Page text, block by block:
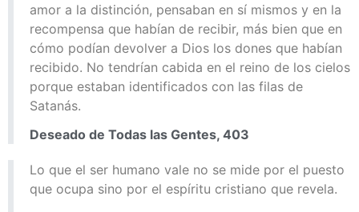
amor a la distinción, pensaban en sí mismos y en la
recompensa que habían de recibir, más bien que en
cómo podían devolver a Dios los dones que habían
recibido. No tendrían cabida en el reino de los cielos
porque estaban identificados con las filas de
Satanás.
Deseado de Todas las Gentes, 403
Lo que el ser humano vale no se mide por el puesto
que ocupa sino por el espíritu cristiano que revela.